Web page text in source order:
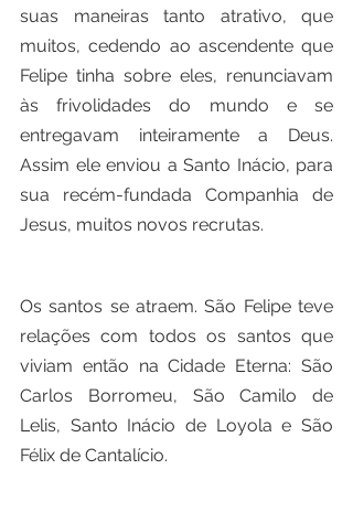
suas maneiras tanto atrativo, que
muitos, cedendo ao ascendente que
Felipe tinha sobre eles, renunciavam
às frivolidades do mundo e se
entregavam inteiramente a Deus.
Assim ele enviou a Santo Inácio, para
sua recém-fundada Companhia de
Jesus, muitos novos recrutas.
Os santos se atraem. São Felipe teve
relações com todos os santos que
viviam então na Cidade Eterna: São
Carlos Borromeu, São Camilo de
Lelis, Santo Inácio de Loyola e São
Félix de Cantalício.